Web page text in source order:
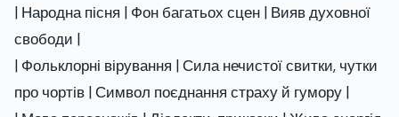
| Народна пісня | Фон багатьох сцен | Вияв духовної
свободи |
| Фольклорні вірування | Сила нечистої свитки, чутки
про чортів | Символ поєднання страху й гумору |